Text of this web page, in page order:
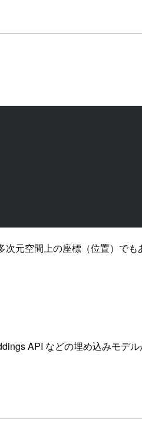
元空間上の座標（位置）で
API などの埋め込みモデル